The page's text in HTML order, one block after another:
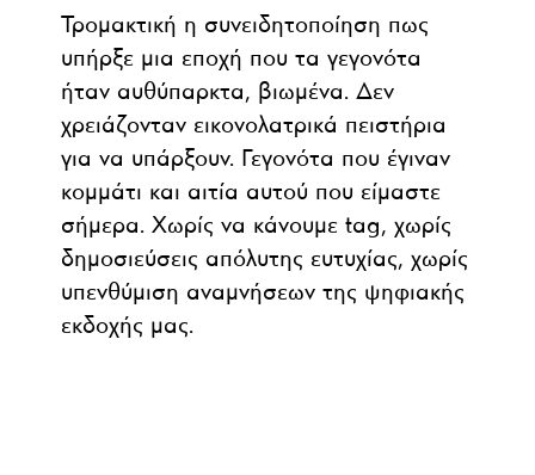
Τρομακτική η συνειδητοποίηση πως
υπήρξε μια εποχή που τα γεγονότα
ήταν αυθύπαρκτα, βιωμένα. Δεν
χρειάζονταν εικονολατρικά πειστήρια
για να υπάρξουν. Γεγονότα που έγιναν
κομμάτι και αιτία αυτού που είμαστε
σήμερα. Χωρίς να κάνουμε tag, χωρίς
δημοσιεύσεις απόλυτης ευτυχίας, χωρίς
υπενθύμιση αναμνήσεων της ψηφιακής
εκδοχής μας.